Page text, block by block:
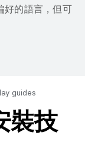
好的語言，但可
guides
裝技